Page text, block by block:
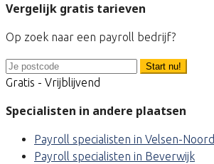
Vergelijk gratis tarieven
Op zoek naar een payroll bedrijf?
Start nu!
Gratis - Vrijblijvend
Specialisten in andere plaatsen
Payroll specialisten in Velsen-Noord
Payroll specialisten in Beverwijk